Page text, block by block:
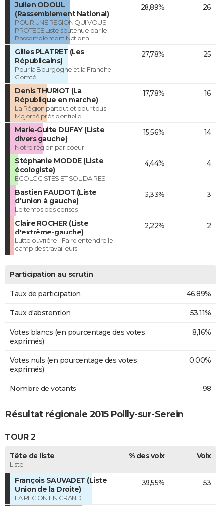
Julien ODOUL
(Rassemblement National)
POUR UNE REGION QUI VOUS
PROTEGE Liste soutenue par le
Rassemblement National
28,89% 26
Gilles PLATRET (Les
Républicains)
Pour la Bourgogne et la Franche-
Comté
27,78% 25
Denis THURIOT (La
République en marche)
La Région partout et pour tous -
Majorité présidentielle
17,78% 16
Marie-Guite DUFAY (Liste
divers gauche)
Notre région par coeur
15,56% 14
Stéphanie MODDE (Liste
écologiste)
ECOLOGISTES ET SOLIDAIRES
4,44% 4
Bastien FAUDOT (Liste
d'union à gauche)
Le temps des cerises
3,33% 3
Claire ROCHER (Liste
d'extrême-gauche)
Lutte ouvrière - Faire entendre le
camp des travailleurs
2,22% 2
Participation au scrutin
Taux de participation 46,89%
Taux d'abstention 53,11%
Votes blancs (en pourcentage des votes
exprimés)
8,16%
Votes nuls (en pourcentage des votes
exprimés)
0,00%
Nombre de votants 98
Résultat régionale 2015 Poilly-sur-Serein
TOUR 2
Tête de liste
Liste
% des voix Voix
François SAUVADET (Liste
Union de la Droite)
LA REGION EN GRAND
39,55% 53